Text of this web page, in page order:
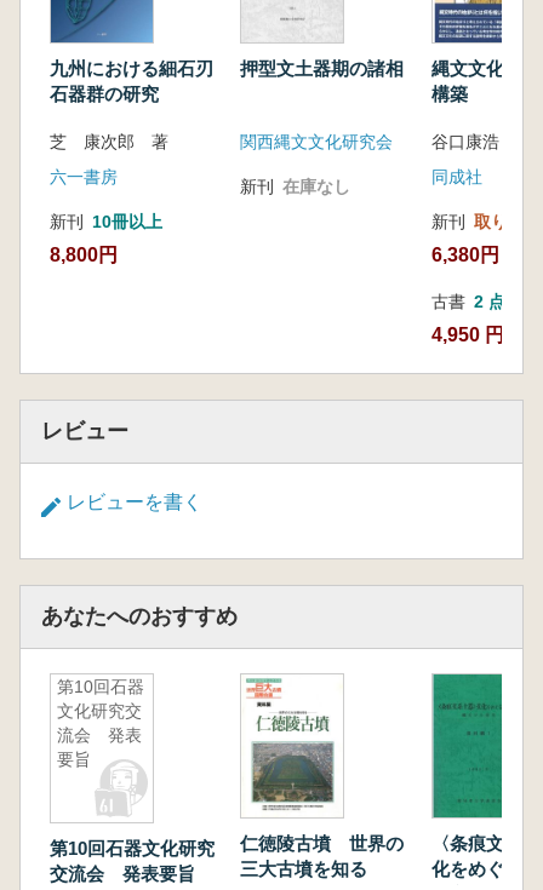
九州における細石刃
石器群の研究
芝 康次郎 著
六一書房
新刊 10冊以上
8,800円
押型文土器期の諸相
関西縄文文化研究会
新刊 在庫なし
縄文文化起
構築
谷口康浩 著
同成社
新刊 取り寄せ
6,380円
古書 2 点
4,950 円~
レビュー
レビューを書く
あなたへのおすすめ
第10回石器
文化研究交
流会 発表
要旨
第10回石器文化研究
交流会 発表要旨
仁徳陵古墳 世界の
三大古墳を知る
〈条痕文系
化をめぐる